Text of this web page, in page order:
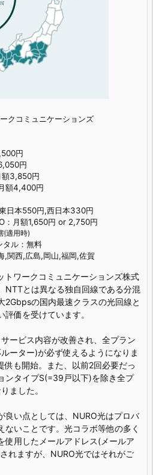
クコミュニケーションズ
円
円
額3,850円
額4,400円
日本550円,西日本330円
：月額1,650円 or 2,750円
適用時)
タル：無料
,関西,広島,岡山,福岡,佐賀
トワークコミュニケーションズ株式
NTTとは異なる独自回線である分混
2Gbpsの国内最速クラスの光回線と
価を受けています。
ービス内容が改善され、全プラン
ーター)が必ず使えるようになりま
供も開始。また、以前2回必要だっ
ンタイプS(=39戸以下)を除き全プ
ました。
良い点としては、NURO光はプロバ
ないことです。光コラボ等他の多く
使用したメールアドレス(メールア
れますが、NURO光ではそれがご